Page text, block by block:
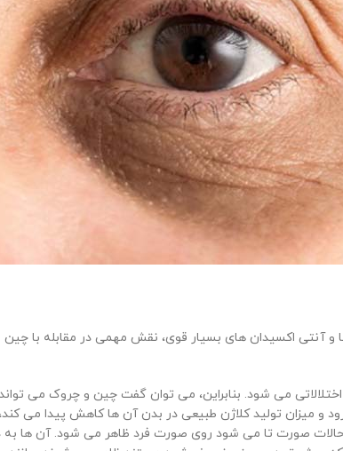
و آنتی اکسیدان های بسیار قوی، نقش مهمی در مقابله با
می شود. بنابراین، می توان گفت چین و چروک می
و میزان تولید کلاژن طبیعی در بدن آن ها کاهش پیدا می
حالات صورت تا می شود روی صورت فرد ظاهر می شود. آن ها